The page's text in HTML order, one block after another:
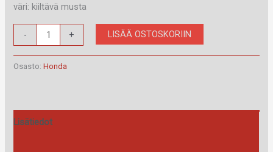
väri: kiiltävä musta
-
40.504
määrä
+ LISÄÄ OSTOSKORIIN
Osasto:Honda
Lisätiedot